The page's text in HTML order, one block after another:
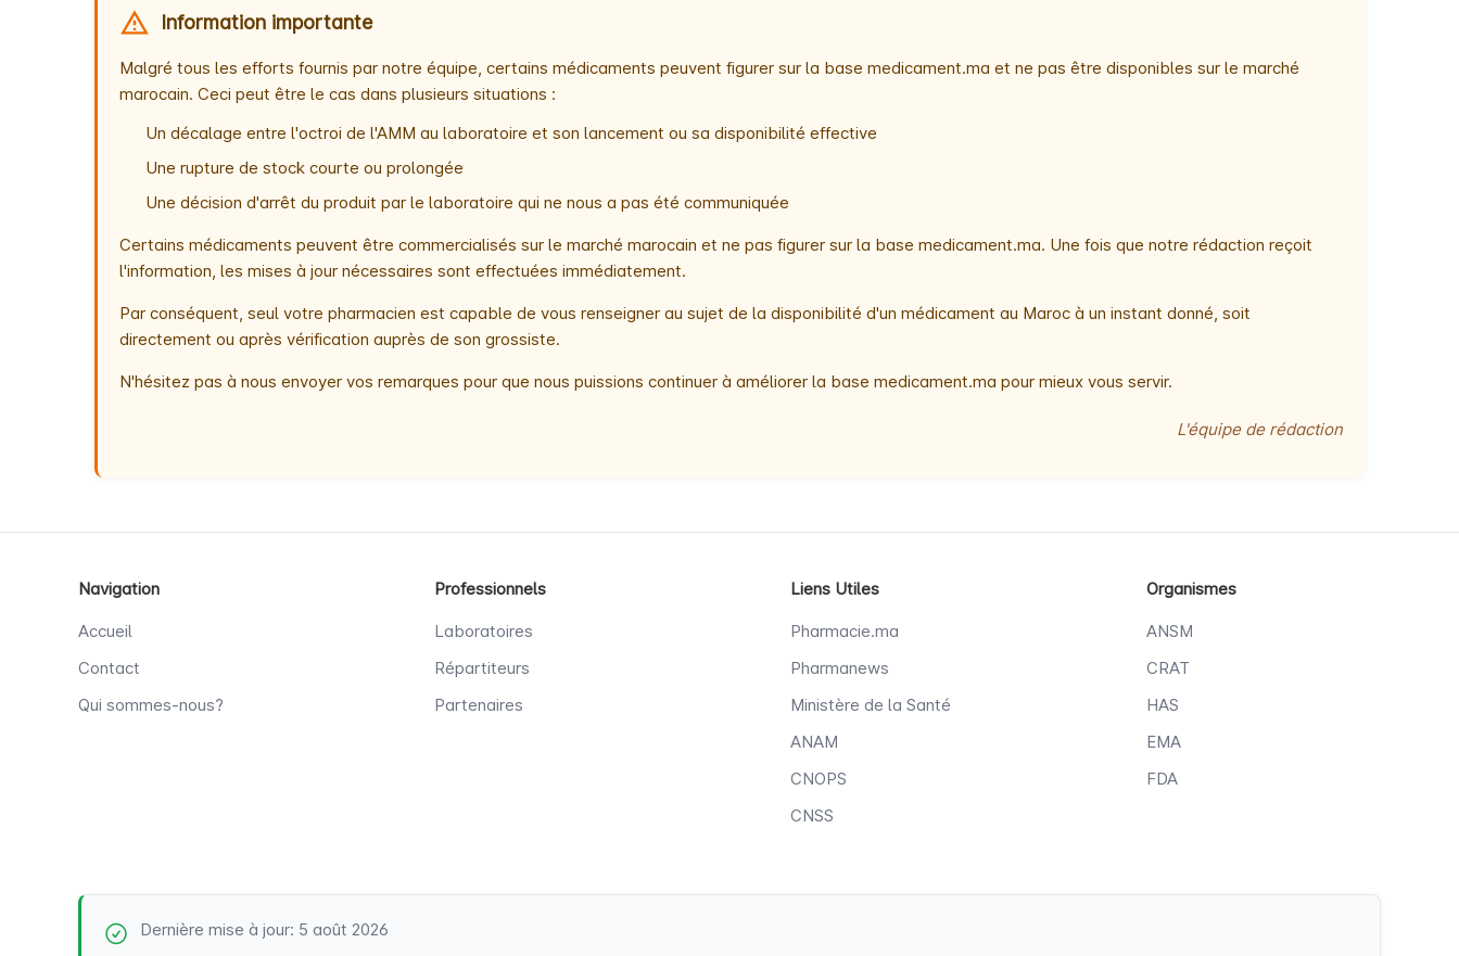
Information importante
Malgré tous les efforts fournis par notre équipe, certains médicaments peuvent figurer sur la base medicament.ma et ne pas être disponibles sur le marché
marocain. Ceci peut être le cas dans plusieurs situations :
Un décalage entre l'octroi de l'AMM au laboratoire et son lancement ou sa disponibilité effective
Une rupture de stock courte ou prolongée
Une décision d'arrêt du produit par le laboratoire qui ne nous a pas été communiquée
Certains médicaments peuvent être commercialisés sur le marché marocain et ne pas figurer sur la base medicament.ma. Une fois que notre rédaction reçoit
l'information, les mises à jour nécessaires sont effectuées immédiatement.
Par conséquent, seul votre pharmacien est capable de vous renseigner au sujet de la disponibilité d'un médicament au Maroc à un instant donné, soit
directement ou après vérification auprès de son grossiste.
N'hésitez pas à nous envoyer vos remarques pour que nous puissions continuer à améliorer la base medicament.ma pour mieux vous servir.
L'équipe de rédaction
Navigation
Accueil
Contact
Qui sommes-nous?
Professionnels
Laboratoires
Répartiteurs
Partenaires
Liens Utiles
Pharmacie.ma
Pharmanews
Ministère de la Santé
ANAM
CNOPS
CNSS
Organismes
ANSM
CRAT
HAS
EMA
FDA
Dernière mise à jour: 5 août 2026